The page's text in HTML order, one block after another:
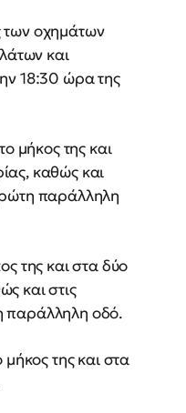
των οχημάτων
και
18:30 ώρα της
μήκος της και
καθώς και
παράλληλη
της και στα δύο
και στις
παράλληλη οδό.
της και στα